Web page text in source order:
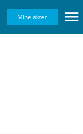
Mine økter